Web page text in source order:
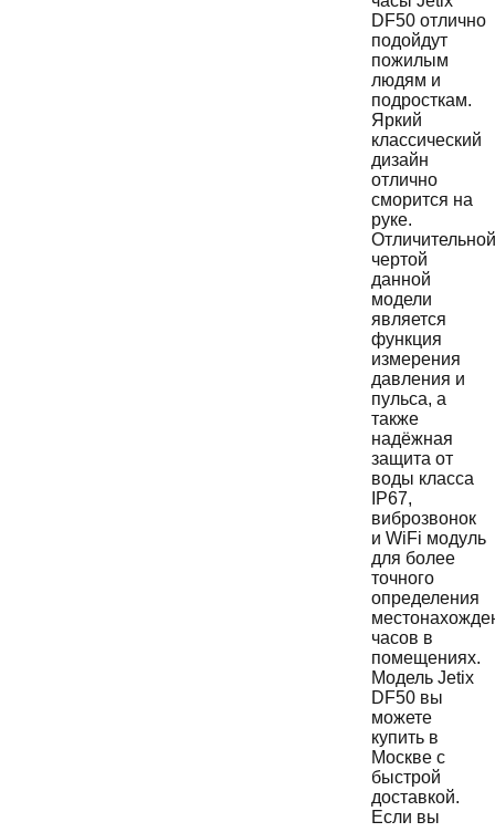
DF50 отлично
подойдут
пожилым
людям и
подросткам.
Яркий
классический
дизайн
отлично
сморится на
руке.
Отличительной
чертой
данной
модели
является
функция
измерения
давления и
пульса, а
также
надёжная
защита от
воды класса
IP67,
виброзвонок
и WiFi модуль
для более
точного
определения
часов в
помещениях.
Модель Jetix
DF50 вы
можете
купить в
Москве с
быстрой
доставкой.
Если вы